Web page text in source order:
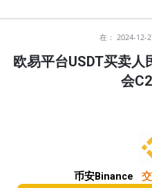
最
在： 2024-12-
欧易平台USDT买卖
会
币安Binance